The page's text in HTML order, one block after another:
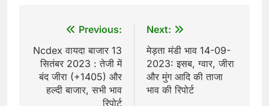
navigation
Previous:
Ncdex वायदा बाजार 13
सितंबर 2023 : तेजी में
बंद जीरा (+1405) और
हल्दी बाजार, सभी भाव
रिपोर्ट
Next:
मेड़ता मंडी भाव 14-09-
2023: इसब, ग्वार, जीरा
और मुंग आदि की ताजा
भाव की रिपोर्ट